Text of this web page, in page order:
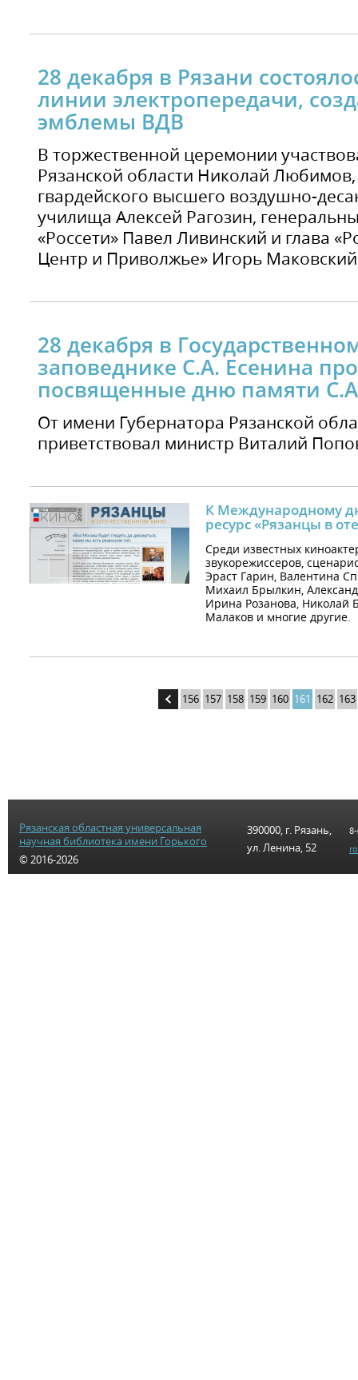
28 декабря в Рязани
линии электропередачи,
эмблемы ВДВ
В торжественной церемонии
Рязанской области Николай
гвардейского высшего воздушно-
училища Алексей Рагозин,
«Россети» Павел Ливинский и глава
Центр и Приволжье» Игорь
28 декабря в
заповеднике С.А. Есенина
посвященные дню памяти
От имени Губернатора Рязанской
приветствовал министр Виталий
К Международному
ресурс «Рязанцы в
Среди известных
звукорежиссеров,
Эраст Гарин, Валентина
Михаил Брылкин,
Ирина Розанова, Николай
Малаков и многие другие.
156 157 158 159 160 161 162 163
Рязанская областная универсальная
научная библиотека имени Горького
© 2016-2026
390000, г. Рязань,
ул. Ленина, 52